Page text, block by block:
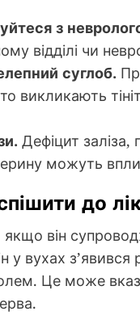
з
відділі чи
суглоб.
викликають
Дефіцит
можуть
до
якщо він
у вухах
Це може